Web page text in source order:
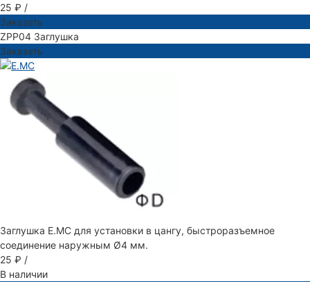
25 ₽ /
Заказать
ZPP04 Заглушка
Заказать
Заглушка E.MC для установки в цангу, быстроразъемное
соединение наружным Ø4 мм.
25 ₽ /
В наличии